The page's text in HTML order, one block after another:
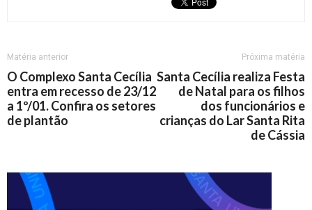
Matéria anterior
O Complexo Santa Cecília
entra em recesso de 23/12
a 1º/01. Confira os setores
de plantão
Próxima matéria
Santa Cecília realiza Festa
de Natal para os filhos
dos funcionários e
crianças do Lar Santa Rita
de Cássia